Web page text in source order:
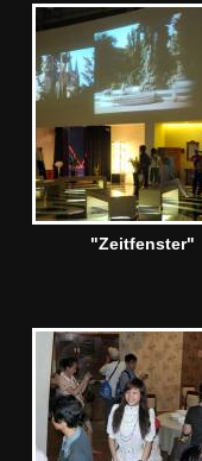
"Zeitfenster"